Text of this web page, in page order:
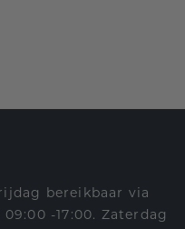
bereikbaar via
-17:00. Zaterdag